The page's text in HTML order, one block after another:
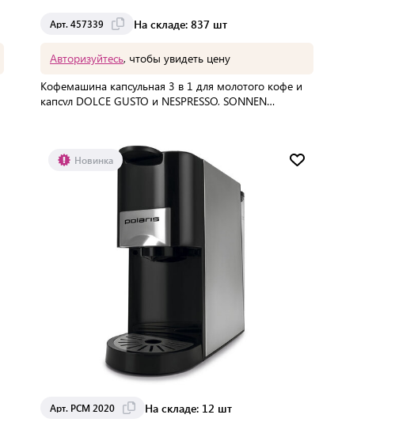
Арт. 457339 На складе: 837 шт
Авторизуйтесь, чтобы увидеть цену
Кофемашина капсульная 3 в 1 для молотого кофе и
капсул DOLCE GUSTO и NESPRESSO, SONNEN
Доставка от 2 до 3 дней
Новинка
Арт. PCM 2020 На складе: 12 шт